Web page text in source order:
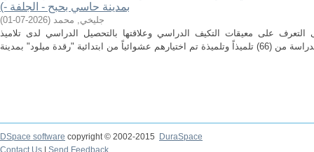
بمدينة حاسي بحبح - الجلفة -)
جليخي, محمد (
2026-07-01
)
على معيقات التكيف الدراسي وعلاقتها بالتحصيل الدراسي لدى تلاميذ
DSpace software copyright © 2002-2015
DuraSpace
Contact Us
Send Feedback